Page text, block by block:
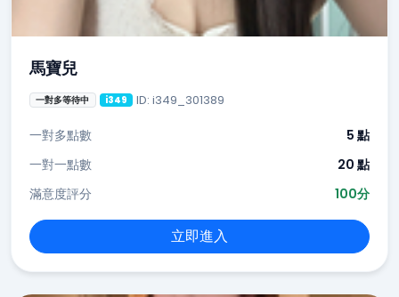
馬寶兒
一對多等待中 i349 ID: i349_301389
一對多點數
5 點
一對一點數
20 點
滿意度評分
100分
立即進入